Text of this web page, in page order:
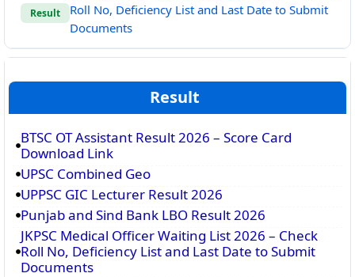
Result
Roll No, Deficiency List and Last Date to Submit
Documents
Result
BTSC OT Assistant Result 2026 – Score Card
Download Link
UPSC Combined Geo
UPPSC GIC Lecturer Result 2026
Punjab and Sind Bank LBO Result 2026
JKPSC Medical Officer Waiting List 2026 – Check
Roll No, Deficiency List and Last Date to Submit
Documents